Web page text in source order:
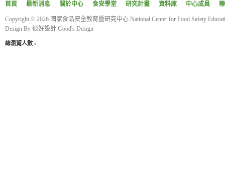
首頁 最新消息 關於中心 食安學堂 研究計畫 資料庫 中心成員
Copyright © 2026 國家食品安全教育暨研究中心 National Center for Food Safety
Design By 很好設計 Good's Design
總瀏覽人數 :